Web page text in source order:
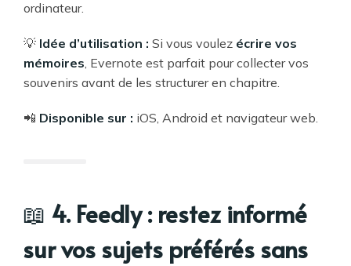
ordinateur.
💡 Idée d’utilisation : Si vous voulez écrire vos
mémoires , Evernote est parfait pour collecter vos
souvenirs avant de les structurer en chapitre.
📲 Disponible sur : iOS, Android et navigateur web.
📖 4. Feedly : restez informé
sur vos sujets préférés sans